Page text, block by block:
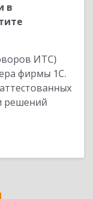
в
ИТС)
фирмы 1С.
решений